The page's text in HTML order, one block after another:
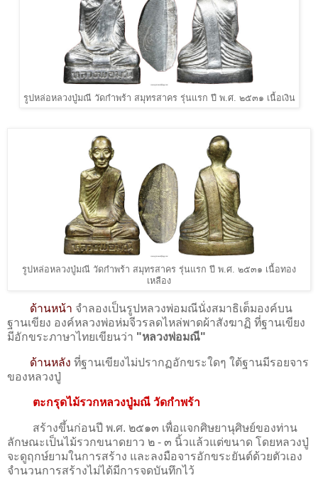
รูปหล่อหลวงปู่มณี วัดกำพร้า สมุทรสาคร รุ่นแรก ปี พ.ศ. ๒๕๓๑ เนื้อเงิน
รูปหล่อหลวงปู่มณี วัดกำพร้า สมุทรสาคร รุ่นแรก ปี พ.ศ. ๒๕๓๑ เนื้อทอง
เหลือง
ด้านหน้า จำลองเป็นรูปหลวงพ่อมณีนั่งสมาธิเต็มองค์บน
ฐานเขียง องค์หลวงพ่อห่มจีวรลดไหล่พาดผ้าสังฆาฏิ ที่ฐานเขียง
มีอักขระภาษาไทยเขียนว่า "หลวงพ่อมณี"
ด้านหลัง ที่ฐานเขียงไม่ปรากฏอักขระใดๆ ใต้ฐานมีรอยจาร
ของหลวงปู่
ตะกรุดไม้รวกหลวงปู่มณี วัดกำพร้า
สร้างขึ้นก่อนปี พ.ศ. ๒๕๑๓ เพื่อแจกศิษยานุศิษย์ของท่าน
ลักษณะเป็นไม้รวกขนาดยาว ๒ - ๓ นิ้วแล้วแต่ขนาด โดยหลวงปู่
จะดูฤกษ์ยามในการสร้าง และลงมือจารอักขระยันต์ด้วยตัวเอง
จำนวนการสร้างไม่ได้มีการจดบันทึกไว้